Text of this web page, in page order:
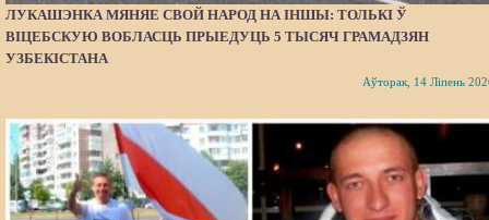
ЛУКАШЭНКА МЯНЯЕ СВОЙ НАРОД НА ІНШЫ: ТОЛЬКІ Ў
ВІЦЕБСКУЮ ВОБЛАСЦЬ ПРЫЕДУЦЬ 5 ТЫСЯЧ ГРАМАДЗЯН
УЗБЕКІСТАНА
Аўторак, 14 Ліпень